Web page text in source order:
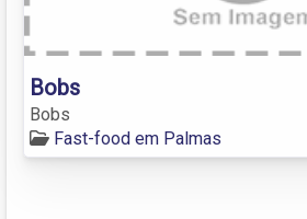
Bobs
Bobs
Fast-food em Palmas